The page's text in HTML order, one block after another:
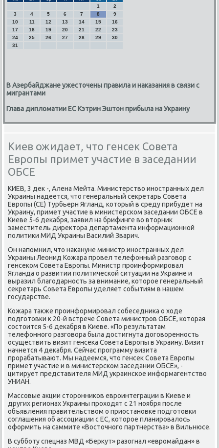
1
2
3
4 5 6 7 8
9
10
11 12 13 14 15
16
17
18 19 20 21 22
23
24
25 26 27 28 29
30
31
В Азербайджане ужесточены правила и наказания в связи с
мигрантами
Глава дипломатии ЕС Кэтрин Эштон прибыла на Украину
Киев ожидает, что генсек Совета
Европы примет участие в заседании
ОБСЕ
КИЕВ, 3 дек -, Алена Мейта. Министерство иностранных дел
Украины надеется, что генеральный секретарь Совета
Европы (СЕ) Турбьерн Ягланд, который в среду прибудет на
Украину, примет участие в министерском заседании ОБСЕ в
Киеве 5-6 декабря, заявил на брифинге во вторник
заместитель директора департамента информационной
политики МИД Украины Василий Зварич.
Он напомнил, что накануне министр иностранных дел
Украины Леонид Кожара провел телефонный разговор с
генсеком Совета Европы. Министр проинформировал
Ягланда о развитии политической ситуации на Украине и
выразил благодарность за внимание, которое генеральный
секретарь Совета Европы уделяет событиям в нашем
государстве.
Кожара также проинформировал собеседника о ходе
подготовки к 20-й встрече Совета министров ОБСЕ, которая
состоится 5-6 декабря в Киеве. «По результатам
телефонного разговора была достигнута договоренность
осуществить визит генсека Совета Европы в Украину. Визит
начнется 4 декабря. Сейчас программу визита
прорабатывают. Мы надеемся, что генсек Совета Европы
примет участие и в министерском заседании ОБСЕ», -
цитирует представителя МИД украинское информагентство
УНИАН.
Массовые акции сторонников евроинтеграции в Киеве и
других регионах Украины проходят с 21 ноября после
объявления правительством о приостановке подготовки
соглашения об ассоциации с ЕС, которое планировалось
оформить на саммите «Восточного партнерства» в Вильнюсе.
В субботу спецназ МВД «Беркут» разогнал «евромайдан» в